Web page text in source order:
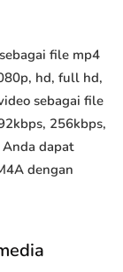
file mp4
hd, full hd,
sebagai file
256kbps,
dapat
dengan